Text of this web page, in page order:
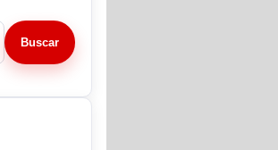
Buscar